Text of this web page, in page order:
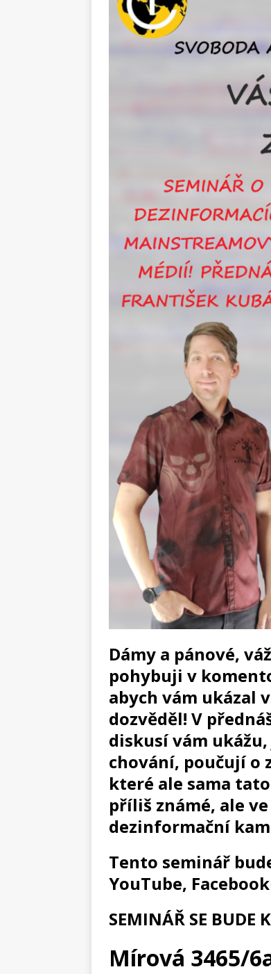
Dámy a pánové,
pohybuji v
abych vám ukázal
dozvěděl! V
diskusí vám
chování, poučují o
které ale sama
příliš známé, ale
dezinformační
Tento seminář
YouTube,
SEMINÁŘ SE BUDE
Mírová 3465/